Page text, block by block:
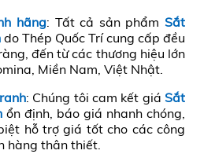
hãng: Tất cả sản phẩm Sắt
do Thép Quốc Trí cung cấp đều
đến từ các thương hiệu lớn
Miền Nam, Việt Nhật.
: Chúng tôi cam kết giá Sắt
ổn định, báo giá nhanh chóng,
hỗ trợ giá tốt cho các công
hàng thân thiết.